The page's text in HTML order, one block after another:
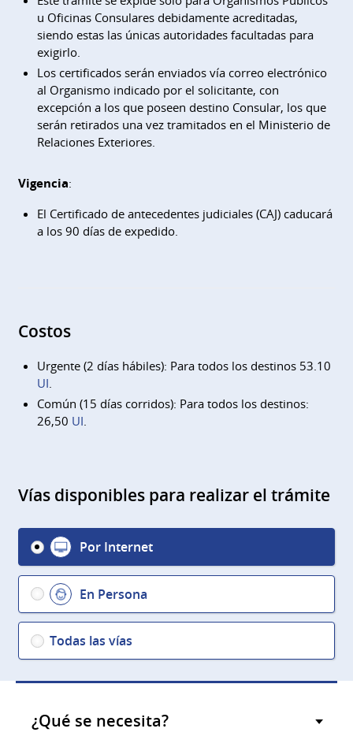
u Oficinas Consulares debidamente acreditadas,
siendo estas las únicas autoridades facultadas para
exigirlo.
Los certificados serán enviados vía correo electrónico
al Organismo indicado por el solicitante, con
excepción a los que poseen destino Consular, los que
serán retirados una vez tramitados en el Ministerio de
Relaciones Exteriores.
Vigencia:
El Certificado de antecedentes judiciales (CAJ) caducará
a los 90 días de expedido.
Costos
Urgente (2 días hábiles): Para todos los destinos 53.10
UI.
Común (15 días corridos): Para todos los destinos:
26,50 UI
Vías disponibles para realizar el trámite
Por Internet
En Persona
Todas las vías
¿Qué se necesita?